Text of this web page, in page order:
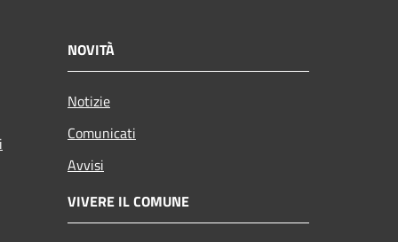
NOVITÀ
Notizie
Comunicati
Avvisi
VIVERE IL COMUNE